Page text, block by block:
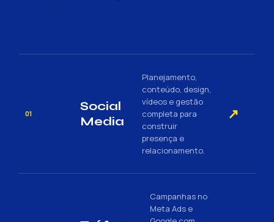
01
Social
Media
Planejamento,
conteúdo, design,
vídeos e gestão
completa para
construir
presença e
relacionamento.
↗
Campanhas no
Meta Ads e